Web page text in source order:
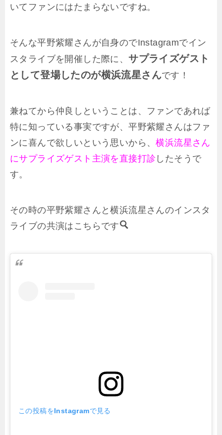
いてファンにはたまらないですね。
そんな平野紫耀さんが自身のでInstagramでイン
スタライブを開催した際に、 サプライズゲスト
として登場したのが横浜流星さんです！
兼ねてから仲良しということは、ファンであれば
特に知っている事実ですが、平野紫耀さんはファ
ンに喜んで欲しいという思いから、横浜流星さん
にサプライズゲスト主演を直接打診 したそうで
す。
その時の平野紫耀さんと横浜流星さんのインスタ
ライブの共演はこちらです
この投稿をInstagramで見る